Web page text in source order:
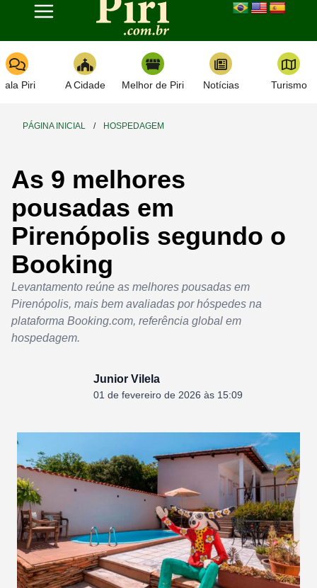
Toggle navigation
Piri A Cidade Melhor de Piri Notícias Turismo
PÁGINA INICIAL / HOSPEDAGEM
As 9 melhores
pousadas em
Pirenópolis segundo o
Booking
Levantamento reúne as melhores pousadas em
Pirenópolis, mais bem avaliadas por hóspedes na
plataforma Booking.com, referência global em
hospedagem.
Junior Vilela
01 de fevereiro de 2026 às 15:09